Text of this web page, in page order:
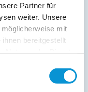
Partner für
weiter. Unsere
mit
bereitgestellt
Lage. Garten
und zu
kilometerweiten
Radler, Skater oder